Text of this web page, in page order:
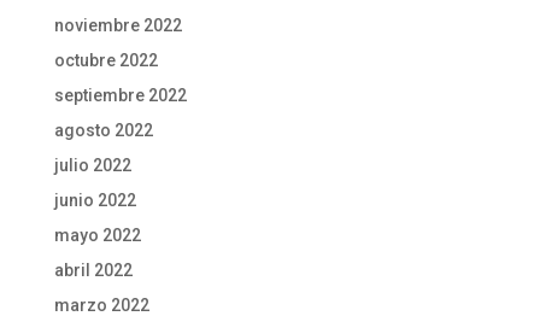
noviembre 2022
octubre 2022
septiembre 2022
agosto 2022
julio 2022
junio 2022
mayo 2022
abril 2022
marzo 2022